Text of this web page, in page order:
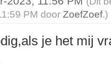
PM doorZoefZoef.)
je het mij